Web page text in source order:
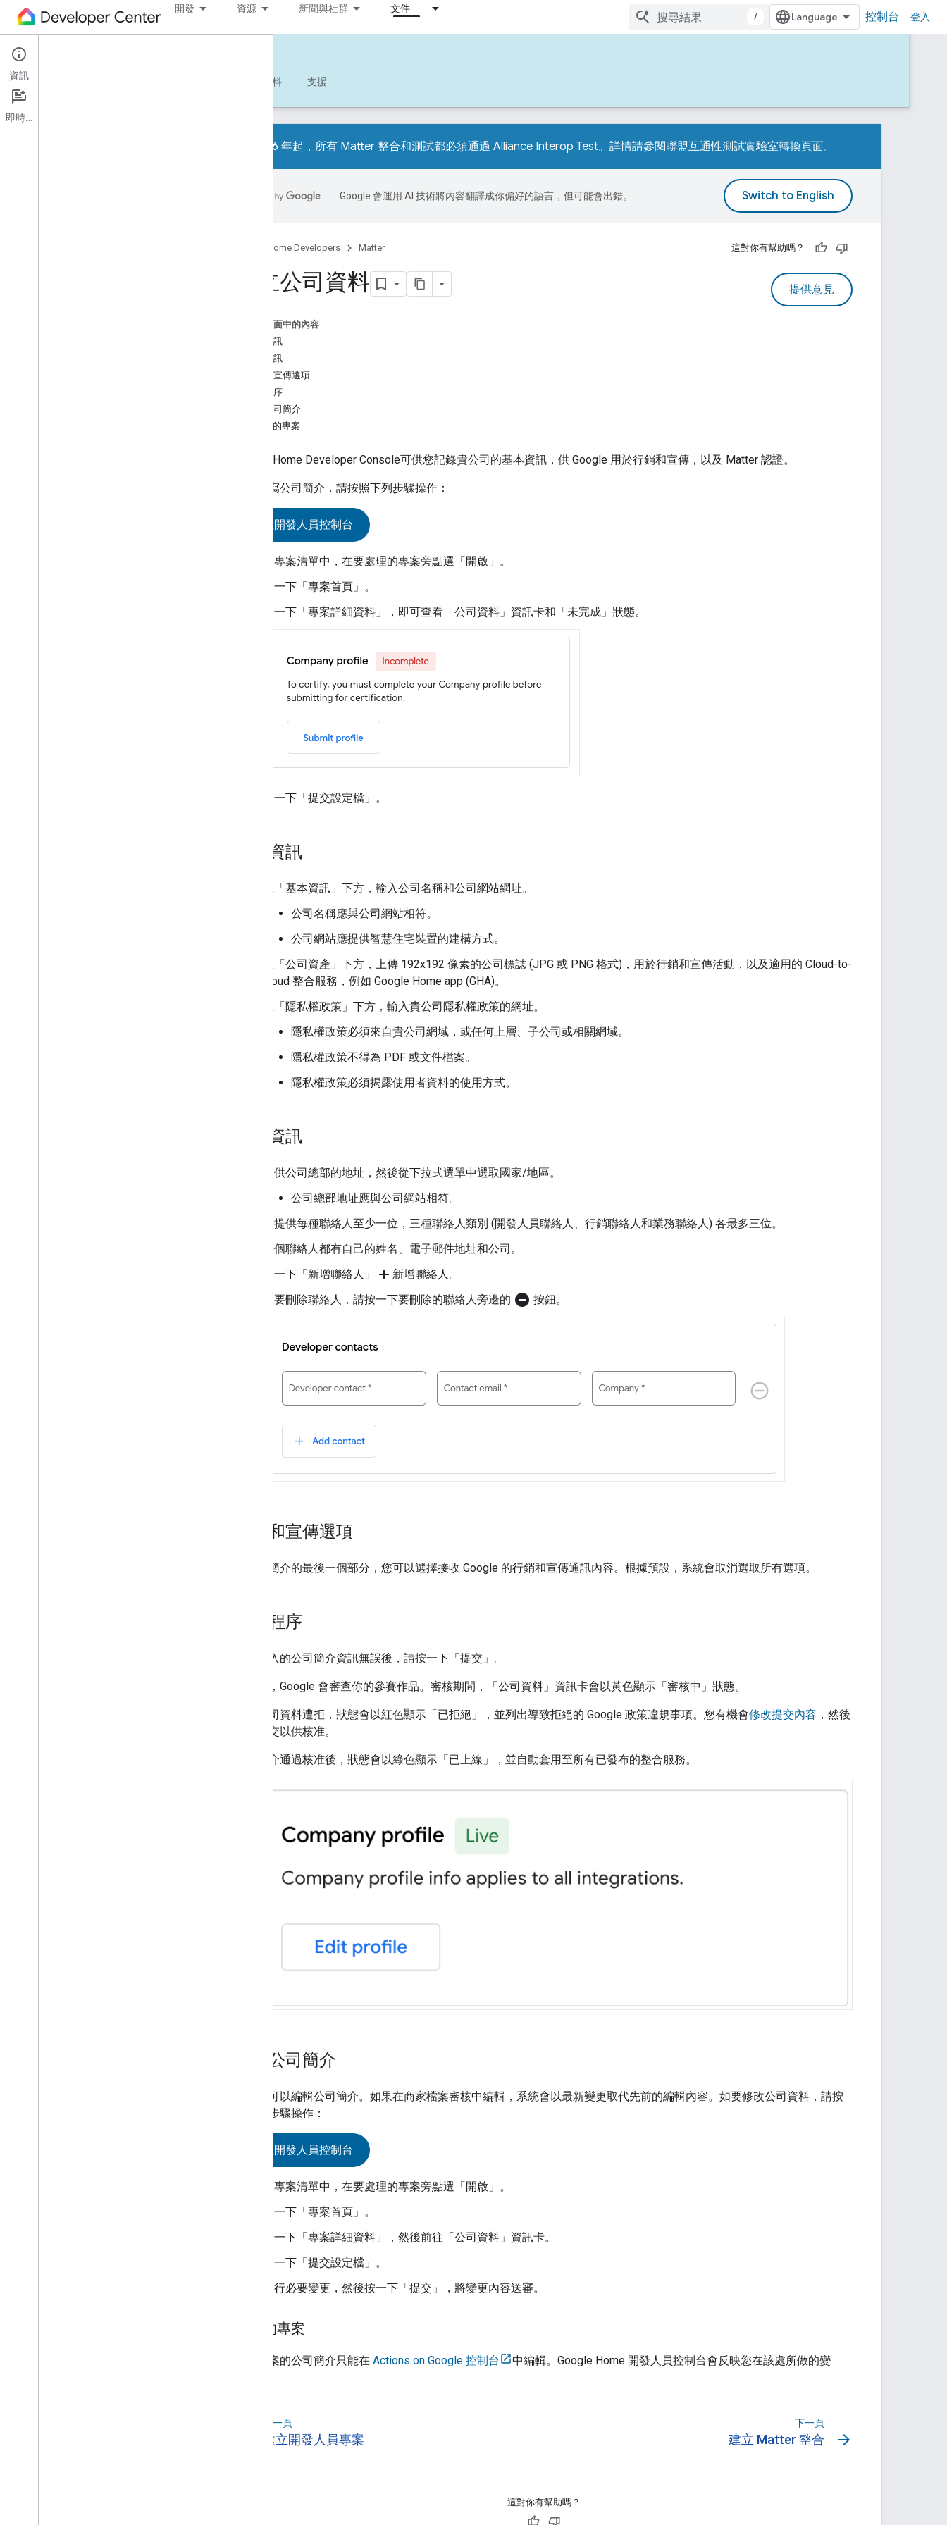
開發 資源 新聞與社群 文件
/ 控制台 登入
Matter
開始使用 參考資料 支援
2026 年起，所有 Matter 整合和測試都必須通過 Alliance Interop Test。詳情請參閱聯盟互通性測試實驗室轉換頁面。
Google 會運用 AI 技術將內容翻譯成你偏好的語言，但可能會出錯。
Google Home Developers Matter 這對你有幫助嗎？
提供意見
建立公司資料
這個頁面中的內容
公司資訊
聯絡資訊
行銷和宣傳選項
審核程序
編輯公司簡介
匯入的專案
Google Home Developer Console可供您記錄貴公司的基本資訊，供 Google 用於行銷和宣傳，以及 Matter 認證。
如要填寫公司簡介，請按照下列步驟操作：
前往開發人員控制台
從專案清單中，在要處理的專案旁點選「開啟」 。
按一下「專案首頁」 。
按一下「專案詳細資料」
，即可查看「公司資料」 資訊卡和「未完成」 狀態。
按一下「提交設定檔」 。
公司資訊
在「基本資訊」 下方，輸入公司名稱和公司網站網址。
公司名稱應與公司網站相符。
公司網站應提供智慧住宅裝置的建構方式。
在「公司資產」 下方，上傳 192x192 像素的公司標誌 (JPG 或 PNG 格式)，用於行銷和宣傳活動，以及適用的 Cloud-to-
cloud 整合服務，例如 Google Home app (GHA)。
在「隱私權政策」 下方，輸入貴公司隱私權政策的網址。
隱私權政策必須來自貴公司網域，或任何上層、子公司或相關網域。
隱私權政策不得為 PDF 或文件檔案。
隱私權政策必須揭露使用者資料的使用方式。
聯絡資訊
提供公司總部的地址，然後從下拉式選單中選取國家/地區。
公司總部地址應與公司網站相符。
請提供每種聯絡人至少一位，三種聯絡人類別 (開發人員聯絡人、行銷聯絡人和業務聯絡人) 各最多三位。
每個聯絡人都有自己的姓名、電子郵件地址和公司。
按一下「新增聯絡人」
add 新增聯絡人。
如要刪除聯絡人，請按一下要刪除的聯絡人旁邊的 do_not_disturb_on 按鈕。
行銷和宣傳選項
在公司簡介的最後一個部分，您可以選擇接收 Google 的行銷和宣傳通訊內容。根據預設，系統會取消選取所有選項。
審核程序
確認輸入的公司簡介資訊無誤後，請按一下「提交」 。
提交後，Google 會審查你的參賽作品。審核期間，「公司資料」 資訊卡會以黃色顯示「審核中」 狀態。
如果公司資料遭拒，狀態會以紅色顯示「已拒絕」 ，並列出導致拒絕的 Google 政策違規事項。您有機會修改提交內容 ，然後
重新提交以供核准。
公司簡介通過核准後，狀態會以綠色顯示「已上線」 ，並自動套用至所有已發布的整合服務。
編輯公司簡介
你隨時可以編輯公司簡介。如果在商家檔案審核中編輯，系統會以最新變更取代先前的編輯內容。如要修改公司資料，請按
照下列步驟操作：
前往開發人員控制台
從專案清單中，在要處理的專案旁點選「開啟」 。
按一下「專案首頁」 。
按一下「專案詳細資料」
，然後前往「公司資料」 資訊卡。
按一下「提交設定檔」 。
進行必要變更，然後按一下「提交」
，將變更內容送審。
匯入的專案
匯入專案的公司簡介只能在 Actions on Google 控制台
中編輯。Google Home 開發人員控制台會反映您在該處所做的變
上一頁
建立開發人員專案
下一頁
建立 Matter 整合 arrow_forward
這對你有幫助嗎？
資訊
即時通訊